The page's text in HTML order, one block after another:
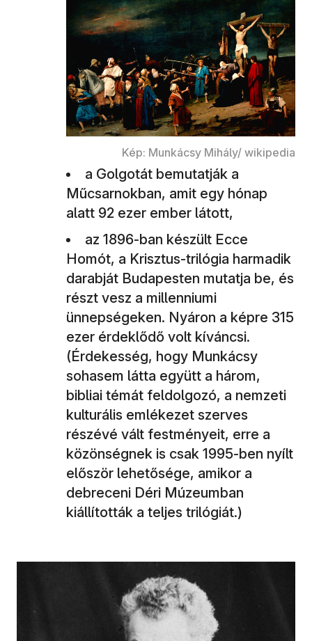
Kép: Munkácsy Mihály/ wikipedia
a Golgotát bemutatják a
Műcsarnokban, amit egy hónap
alatt 92 ezer ember látott,
az 1896-ban készült Ecce
Homót, a Krisztus-trilógia harmadik
darabját Budapesten mutatja be, és
részt vesz a millenniumi
ünnepségeken. Nyáron a képre 315
ezer érdeklődő volt kíváncsi.
(Érdekesség, hogy Munkácsy
sohasem látta együtt a három,
bibliai témát feldolgozó, a nemzeti
kulturális emlékezet szerves
részévé vált festményeit, erre a
közönségnek is csak 1995-ben nyílt
először lehetősége, amikor a
debreceni Déri Múzeumban
kiállították a teljes trilógiát.)